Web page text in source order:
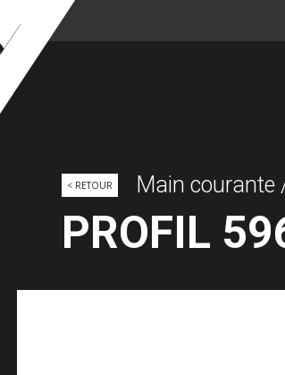
< RETOUR Main courante
PROFIL